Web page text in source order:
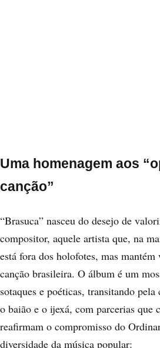
Uma homenagem aos
canção”
“Brasuca” nasceu do desejo de
compositor, aquele artista que, na
está fora dos holofotes, mas
canção brasileira. O álbum é um
sotaques e poéticas, transitando
o baião e o ijexá, com parcerias que
reafirmam o compromisso do
diversidade da música popular: